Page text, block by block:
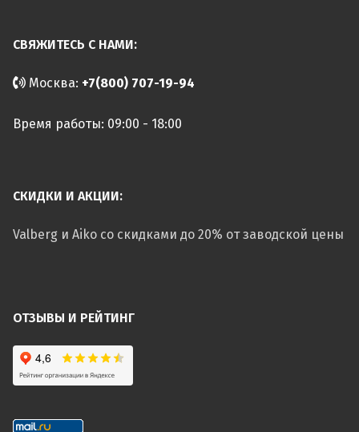
СВЯЖИТЕСЬ С НАМИ:
Москва: +7(800) 707-19-94
Время работы: 09:00 - 18:00
СКИДКИ И АКЦИИ:
Valberg и Aiko со скидками до 20% от заводской цены
ОТЗЫВЫ И РЕЙТИНГ